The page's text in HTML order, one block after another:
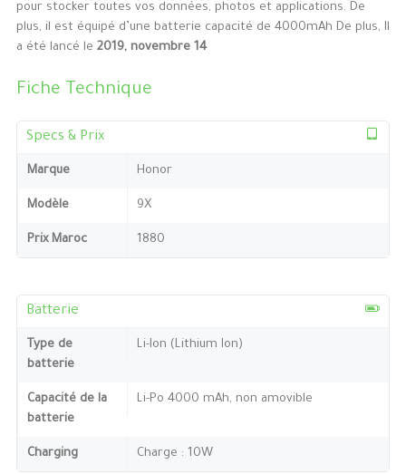
pour stocker toutes vos données, photos et applications. De
plus, il est équipé d’une batterie capacité de 4000mAh De plus, Il
a été lancé le 2019, novembre 14
Fiche Technique
Specs & Prix
Marque Honor
Modèle 9X
Prix Maroc 1880
Batterie
Type de
batterie
Li-Ion (Lithium Ion)
Capacité de la
batterie
Li-Po 4000 mAh, non amovible
Charging Charge : 10W